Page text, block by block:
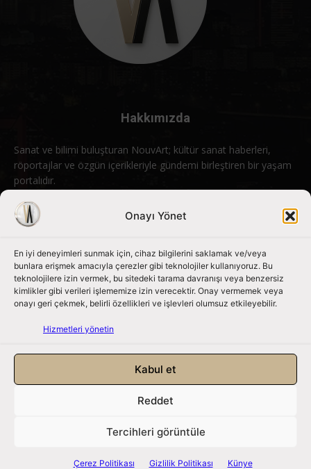
Onayı Yönet
En iyi deneyimleri sunmak için, cihaz bilgilerini saklamak ve/veya
bunlara erişmek amacıyla çerezler gibi teknolojiler kullanıyoruz. Bu
teknolojilere izin vermek, bu sitedeki tarama davranışı veya benzersiz
kimlikler gibi verileri işlememize izin verecektir. Onay vermemek veya
onayı geri çekmek, belirli özellikleri ve işlevleri olumsuz etkileyebilir.
Hizmetleri yönetin
Kabul et
Reddet
Tercihleri görüntüle
Çerez Politikası Gizlilik Politikası Künye
Hakkımızda
Sanat ve bilimi buluşturan NouvArt; kültür sanat haberleri,
röportajlar ve özgün içerikleriyle gündemi birleştiren bir yaşam
portalıdır.
Bizimle iletişime geçin: info@nouvart.net
Bizi Takip Edin
Künye|İletişim